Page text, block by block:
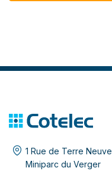
1 Rue de Terre Neuve
Miniparc du Verger